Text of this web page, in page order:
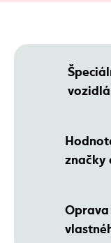
vozidlá
značky